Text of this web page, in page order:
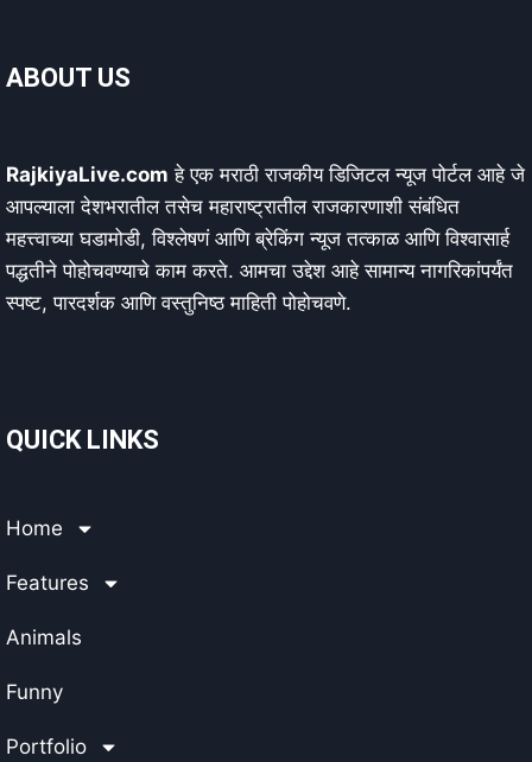
ABOUT US
RajkiyaLive.com हे एक मराठी राजकीय डिजिटल न्यूज पोर्टल आहे जे
आपल्याला देशभरातील तसेच महाराष्ट्रातील राजकारणाशी संबंधित
महत्त्वाच्या घडामोडी, विश्लेषणं आणि ब्रेकिंग न्यूज तत्काळ आणि विश्वासार्ह
पद्धतीने पोहोचवण्याचे काम करते. आमचा उद्देश आहे सामान्य नागरिकांपर्यंत
स्पष्ट, पारदर्शक आणि वस्तुनिष्ठ माहिती पोहोचवणे.
QUICK LINKS
Home
Features
Animals
Funny
Portfolio